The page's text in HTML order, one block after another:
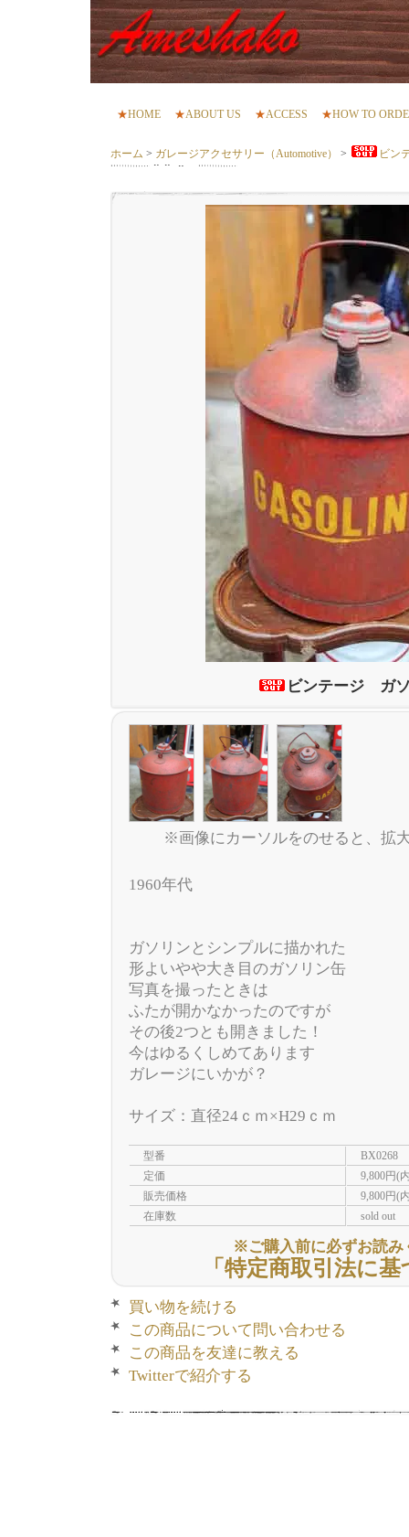
★HOME ★ABOUT US ★ACCESS ★HOW TO
ホーム > ガレージアクセサリー（Automotive） > ビン
ビンテージ ガ
※画像にカーソルをのせると、拡
1960年代
ガソリンとシンプルに描かれた
形よいやや大き目のガソリン缶
写真を撮ったときは
ふたが開かなかったのですが
その後2つとも開きました！
今はゆるくしめてあります
ガレージにいかが？
サイズ：直径24ｃｍ×H29ｃｍ
型番
BX0268
定価
9,800円(
販売価格
9,800円(
在庫数
sold out
※ご購入前に必ずお読み
「特定商取引法に
買い物を続ける
この商品について問い合わせる
この商品を友達に教える
Twitterで紹介する